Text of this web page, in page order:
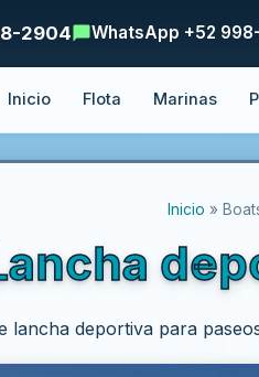
Inicio Flota Marinas
2904 WhatsApp +52
Inicio »
lancha deportiva para